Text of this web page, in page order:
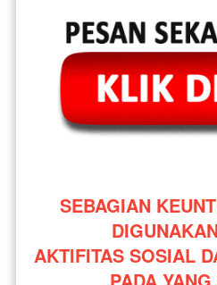
SEBAGIAN
AKTIFITAS SOSIAL
PADA